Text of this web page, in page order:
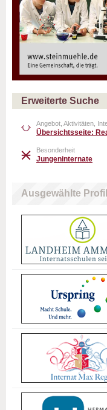
Erweiterte Suche
Angebot, Aktivitäten,
Übersichtsseite:
Besonderheit
Jungeninternate
Ausgewählte